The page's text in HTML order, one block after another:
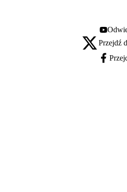
Youtube -
X - otwiera się w
Przejdź
Facebook